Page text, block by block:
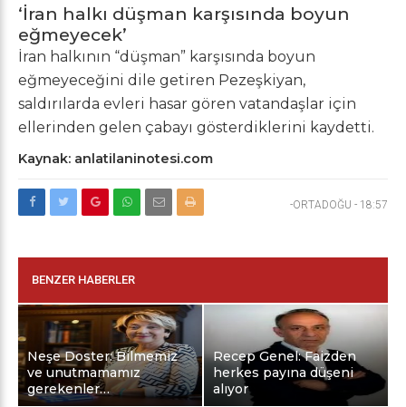
‘İran halkı düşman karşısında boyun
eğmeyecek’
İran halkının “düşman” karşısında boyun
eğmeyeceğini dile getiren Pezeşkiyan,
saldırılarda evleri hasar gören vatandaşlar için
ellerinden gelen çabayı gösterdiklerini kaydetti.
Kaynak: anlatilaninotesi.com
-ORTADOĞU - 18:57
BENZER HABERLER
Neşe Doster: Bilmemiz
ve unutmamamız
gerekenler…
Recep Genel: Faizden
herkes payına düşeni
alıyor